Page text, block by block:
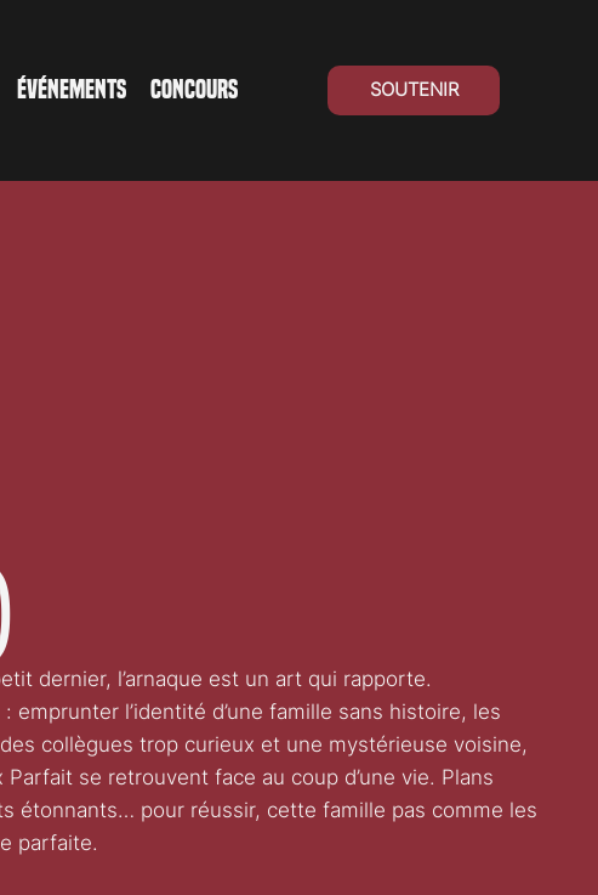
ÉVÉNEMENTS CONCOURS SOUTENIR
dernier, l’arnaque est un art qui rapporte.
l’identité d’une famille sans histoire, les
collègues trop curieux et une mystérieuse voisine,
se retrouvent face au coup d’une vie. Plans
étonnants… pour réussir, cette famille pas comme les
parfaite.